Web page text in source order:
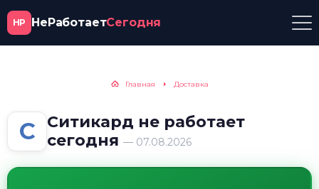
НР НеРаботаетСегодня
Главная Доставка
С
Ситикард не работает
сегодня — 07.08.2026